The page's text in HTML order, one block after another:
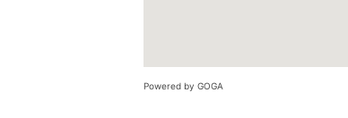
Powered by GOGA